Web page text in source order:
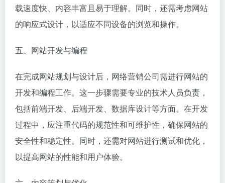
载速度快、内容丰富且易于理解。同时，还需考虑网站
的响应式设计，以适应不同设备的浏览和操作。
五、网站开发与编程
在完成网站规划与设计后，网络营销公司需进行网站的
开发和编程工作。这一步骤需要专业的技术人员负责，
包括前端开发、后端开发、数据库设计等方面。在开发
过程中，应注重代码的规范性和可维护性，确保网站的
安全性和稳定性。同时，还需对网站进行测试和优化，
以提高网站的性能和用户体验。